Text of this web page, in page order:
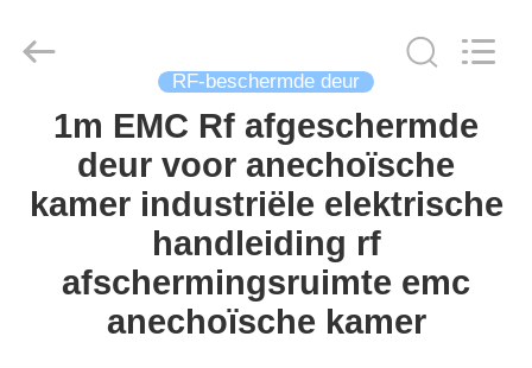
THUIS
PRODUCTEN
OVER
Ltd..
RF-beschermde deur
1m EMC Rf afgeschermde
deur voor anechoïsche
kamer industriële elektrische
handleiding rf
afschermingsruimte emc
anechoïsche kamer